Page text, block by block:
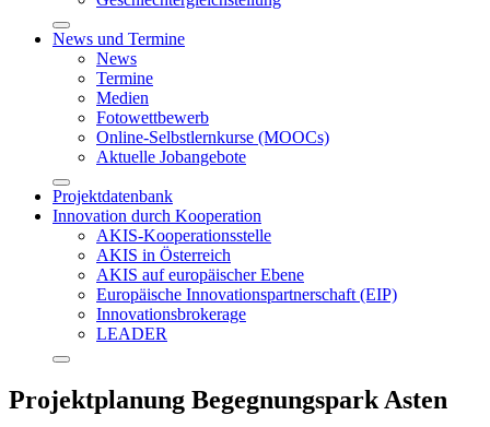
News und Termine
News
Termine
Medien
Fotowettbewerb
Online-Selbstlernkurse (MOOCs)
Aktuelle Jobangebote
Projektdatenbank
Innovation durch Kooperation
AKIS-Kooperationsstelle
AKIS in Österreich
AKIS auf europäischer Ebene
Europäische Innovationspartnerschaft (EIP)
Innovationsbrokerage
LEADER
Projektplanung Begegnungspark Asten